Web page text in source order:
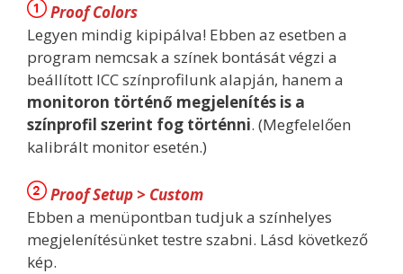
Proof Colors
Legyen mindig kipipálva! Ebben az esetben a
program nemcsak a színek bontását végzi a
beállított ICC színprofilunk alapján, hanem a
monitoron történő megjelenítés is a
színprofil szerint fog történni. (Megfelelően
kalibrált monitor esetén.)
Proof Setup > Custom
Ebben a menüpontban tudjuk a színhelyes
megjelenítésünket testre szabni. Lásd következő
kép.